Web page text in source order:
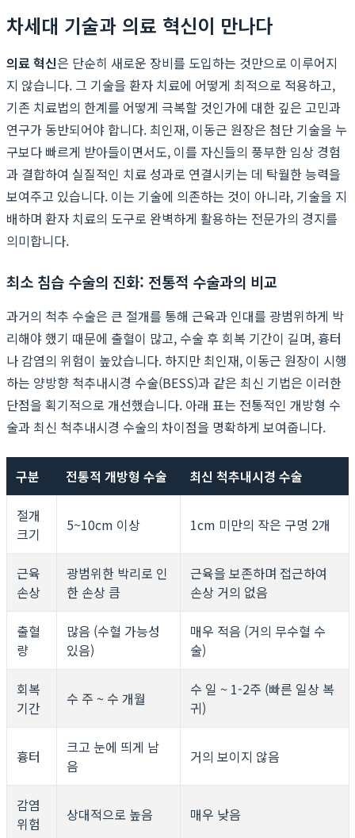
차세대 기술과 의료 혁신이 만나다
의료 혁신은 단순히 새로운 장비를 도입하는 것만으로 이루어지
지 않습니다. 그 기술을 환자 치료에 어떻게 최적으로 적용하고,
기존 치료법의 한계를 어떻게 극복할 것인가에 대한 깊은 고민과
연구가 동반되어야 합니다. 최인재, 이동근 원장은 첨단 기술을 누
구보다 빠르게 받아들이면서도, 이를 자신들의 풍부한 임상 경험
과 결합하여 실질적인 치료 성과로 연결시키는 데 탁월한 능력을
보여주고 있습니다. 이는 기술에 의존하는 것이 아니라, 기술을 지
배하며 환자 치료의 도구로 완벽하게 활용하는 전문가의 경지를
의미합니다.
최소 침습 수술의 진화: 전통적 수술과의 비교
과거의 척추 수술은 큰 절개를 통해 근육과 인대를 광범위하게 박
리해야 했기 때문에 출혈이 많고, 수술 후 회복 기간이 길며, 흉터
나 감염의 위험이 높았습니다. 하지만 최인재, 이동근 원장이 시행
하는 양방향 척추내시경 수술(BESS)과 같은 최신 기법은 이러한
단점을 획기적으로 개선했습니다. 아래 표는 전통적인 개방형 수
술과 최신 척추내시경 수술의 차이점을 명확하게 보여줍니다.
구분 전통적 개방형 수술 최신 척추내시경 수술
절개
크기
5~10cm 이상 1cm 미만의 작은 구멍 2개
근육
손상
광범위한 박리로 인
한 손상 큼
근육을 보존하며 접근하여
손상 거의 없음
출혈
량
많음 (수혈 가능성
있음)
매우 적음 (거의 무수혈 수
술)
회복
기간
수 주 ~ 수 개월
수 일 ~ 1-2주 (빠른 일상 복
귀)
흉터
크고 눈에 띄게 남
음
거의 보이지 않음
감염
위험
상대적으로 높음 매우 낮음